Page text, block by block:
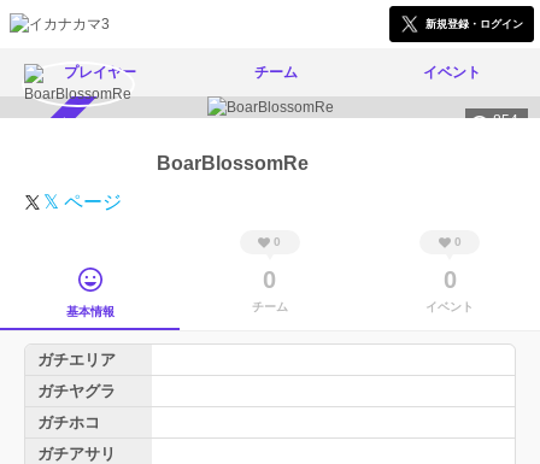
新規登録・ログイン
プレイヤー チーム イベント
854
BoarBlossomRe
𝕏 ページ
基本情報
0
0
チーム
0
0
イベント
ガチエリア
ガチヤグラ
ガチホコ
ガチアサリ